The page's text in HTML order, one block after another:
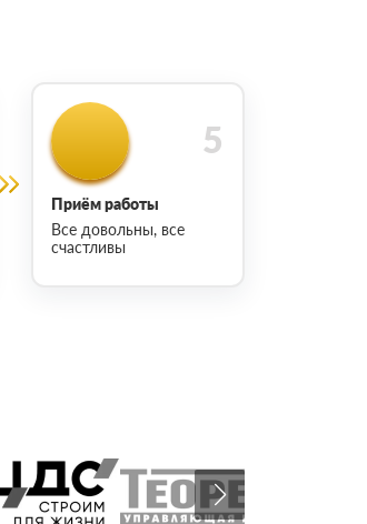
Приём работы
Все довольны, все
счастливы